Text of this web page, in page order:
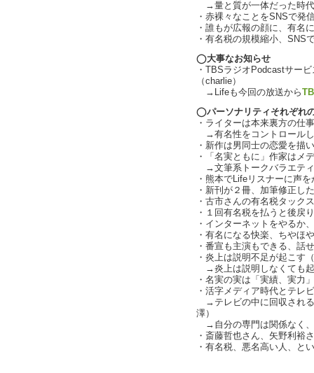
→量と質が一体だった時代
・赤裸々なことをSNSで発
・誰もが広報の顔に、有名
・有名税の規模縮小、SNS
◯大事なお知らせ
・TBSラジオPodcastサー
（charlie）
→Lifeも今回の放送から
◯パーソナリティそれぞれ
・ライターは本来裏方の仕
→有名性をコントロールし
・新作は男同士の恋愛を描
・「名実ともに」作家はメ
→文筆系トークバラエテ
・熊本でLifeリスナーに声
・新刊が２冊、加筆修正し
・古市さんの有名税タック
・１回有名税を払うと後戻
・インターネットをやるか
・有名になる快楽、ちやほ
・番宣も主演もできる、話
・炎上は説明不足が起こす
→炎上は説明しなくても
・名実の実は「実績、実力
・活字メディア時代とテレ
→テレビの中に回収される
澤）
→自分の専門は関係なく、
・斎藤哲也さん、矢野利裕
・有名税、悪名高い人、と